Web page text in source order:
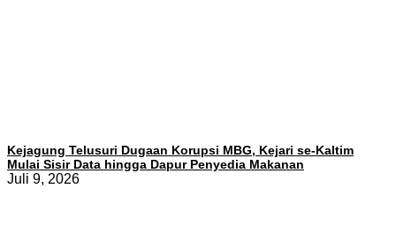
Kejagung Telusuri Dugaan Korupsi MBG, Kejari se-Kaltim
Mulai Sisir Data hingga Dapur Penyedia Makanan
Juli 9, 2026